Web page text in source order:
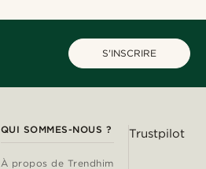
S'INSCRIRE
QUI SOMMES-NOUS ?
À propos de Trendhim
Trustpilot